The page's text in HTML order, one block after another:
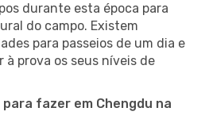
durante esta época para
do campo. Existem
para passeios de um dia e
à prova os seus níveis de
fazer em Chengdu na